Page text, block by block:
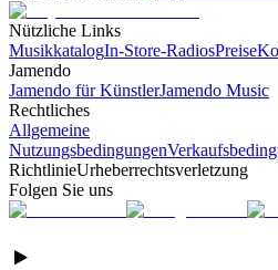
Nützliche Links
MusikkatalogIn-Store-RadiosPreise
Jamendo
Jamendo für KünstlerJamendo Music
Rechtliches
Allgemeine
Nutzungsbedingungen
RichtlinieUrheberrechtsverletzung
Folgen Sie uns